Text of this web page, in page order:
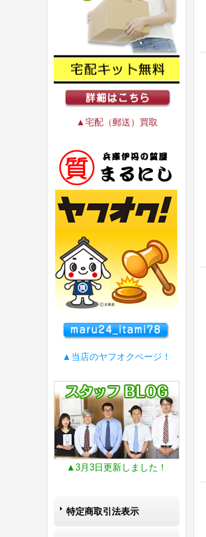
▲宅配（郵送）買取
▲当店のヤフオクページ！
▲3月3日更新しました！
特定商取引法表示